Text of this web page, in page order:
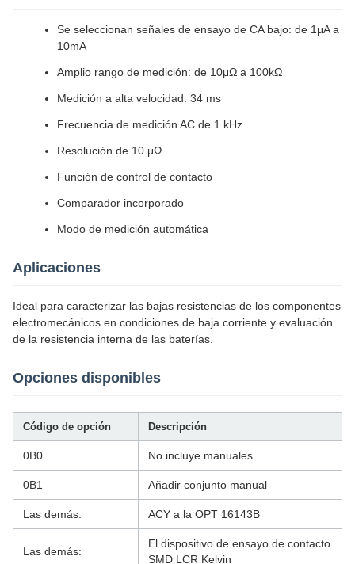
Se seleccionan señales de ensayo de CA bajo: de 1μA a
10mA
Amplio rango de medición: de 10μΩ a 100kΩ
Medición a alta velocidad: 34 ms
Frecuencia de medición AC de 1 kHz
Resolución de 10 μΩ
Función de control de contacto
Comparador incorporado
Modo de medición automática
Aplicaciones
Ideal para caracterizar las bajas resistencias de los componentes
electromecánicos en condiciones de baja corriente.y evaluación
de la resistencia interna de las baterías.
Opciones disponibles
Código de opción Descripción
0B0 No incluye manuales
0B1 Añadir conjunto manual
Las demás: ACY a la OPT 16143B
Las demás:
El dispositivo de ensayo de contacto
SMD LCR Kelvin